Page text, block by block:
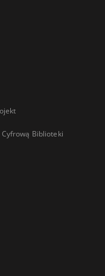
Biblioteki